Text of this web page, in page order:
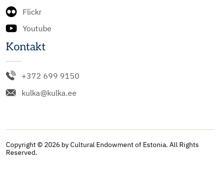
Flickr
Youtube
Kontakt
+372 699 9150
kulka@kulka.ee
Copyright © 2026 by Cultural Endowment of Estonia. All Rights
Reserved.